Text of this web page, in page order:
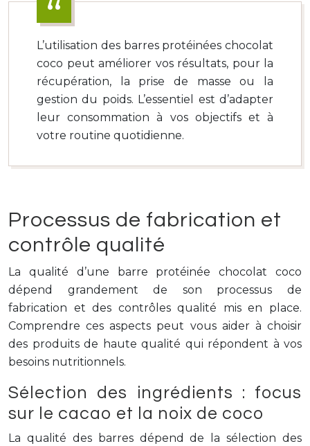
L’utilisation des barres protéinées chocolat
coco peut améliorer vos résultats, pour la
récupération, la prise de masse ou la
gestion du poids. L’essentiel est d’adapter
leur consommation à vos objectifs et à
votre routine quotidienne.
Processus de fabrication et
contrôle qualité
La qualité d’une barre protéinée chocolat coco
dépend grandement de son processus de
fabrication et des contrôles qualité mis en place.
Comprendre ces aspects peut vous aider à choisir
des produits de haute qualité qui répondent à vos
besoins nutritionnels.
Sélection des ingrédients : focus
sur le cacao et la noix de coco
La qualité des barres dépend de la sélection des